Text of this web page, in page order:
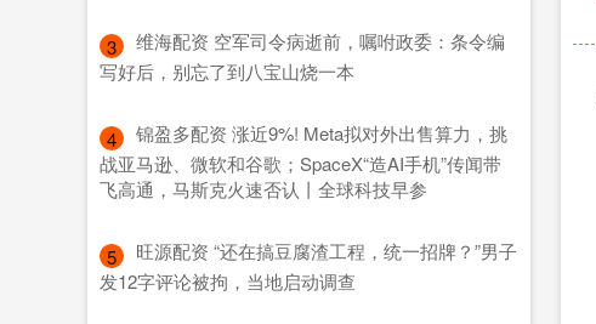
3
​维海配资 空军司令病逝前，嘱咐政委：条令编
写好后，别忘了到八宝山烧一本
4
​锦盈多配资 涨近9%! Meta拟对外出售算力，挑
战亚马逊、微软和谷歌；SpaceX“造AI手机”传闻带
飞高通，马斯克火速否认丨全球科技早参
5
​旺源配资 “还在搞豆腐渣工程，统一招牌？”男子
发12字评论被拘，当地启动调查